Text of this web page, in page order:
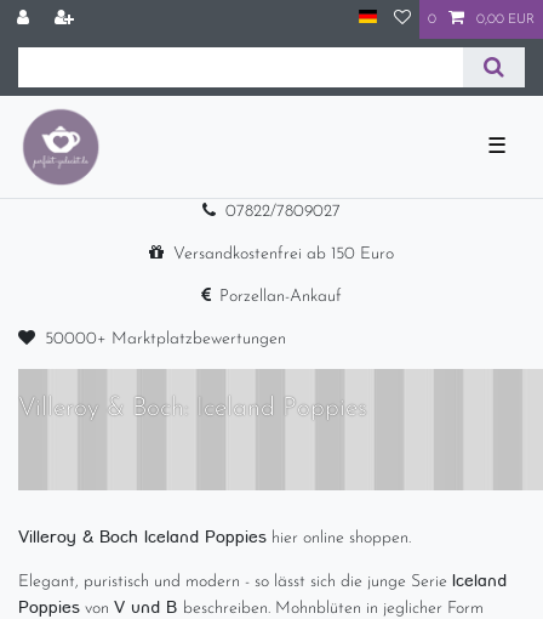
0 0,00 EUR
☰
07822/7809027
Versandkostenfrei ab 150 Euro
Porzellan-Ankauf
50000+ Marktplatzbewertungen
Villeroy & Boch: Iceland Poppies
Villeroy & Boch Iceland Poppies hier online shoppen.
Elegant, puristisch und modern - so lässt sich die junge Serie Iceland
Poppies von V und B beschreiben. Mohnblüten in jeglicher Form